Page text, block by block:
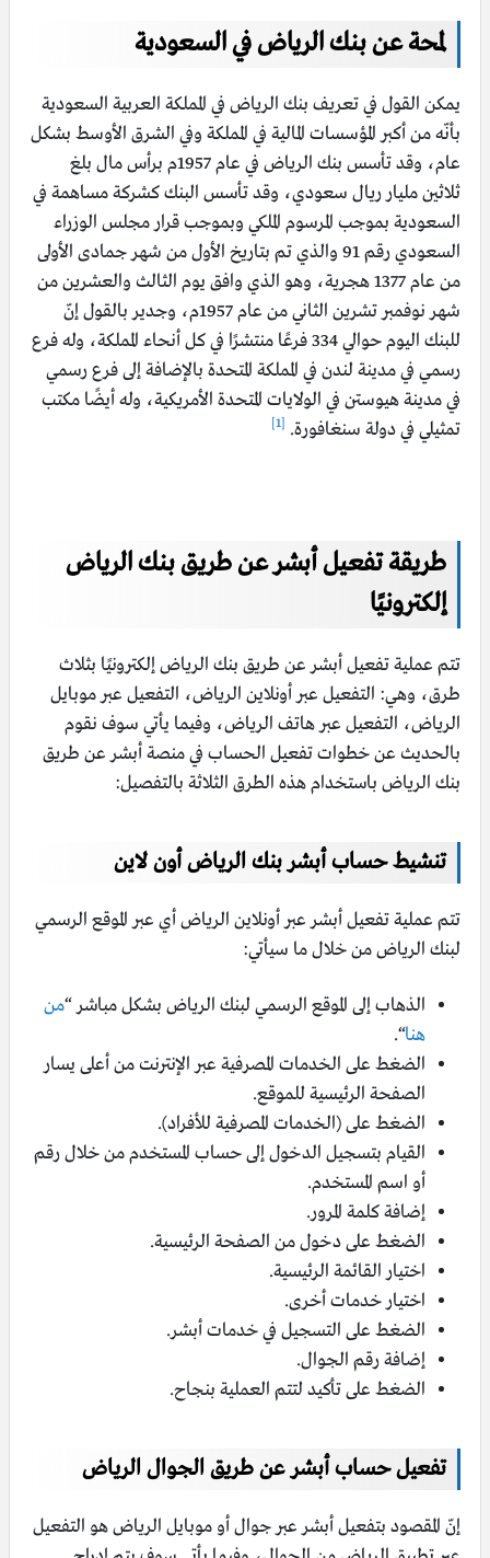
لمحة عن بنك الرياض في السعودية
يمكن القول في تعريف بنك الرياض في المملكة العربية السعودية
بأنّه من أكبر المؤسسات المالية في المملكة وفي الشرق الأوسط بشكل
عام، وقد تأسس بنك الرياض في عام 1957م برأس مال بلغ
ثلاثين مليار ريال سعودي، وقد تأسس البنك كشركة مساهمة في
السعودية بموجب المرسوم الملكي وبموجب قرار مجلس الوزراء
السعودي رقم 91 والذي تم بتاريخ الأول من شهر جمادى الأولى
من عام 1377 هجرية، وهو الذي وافق يوم الثالث والعشرين من
شهر نوفمبر تشرين الثاني من عام 1957م، وجدير بالقول إنّ
للبنك اليوم حوالي 334 فرعًا منتشرًا في كل أنحاء المملكة، وله فرع
رسمي في مدينة لندن في المملكة المتحدة بالإضافة إلى فرع رسمي
في مدينة هيوستن في الولايات المتحدة الأمريكية، وله أيضًا مكتب
تمثيلي في دولة سنغافورة. [1]
طريقة تفعيل أبشر عن طريق بنك الرياض
إلكترونيًا
تتم عملية تفعيل أبشر عن طريق بنك الرياض إلكترونيًا بثلاث
طرق، وهي: التفعيل عبر أونلاين الرياض، التفعيل عبر موبايل
الرياض، التفعيل عبر هاتف الرياض، وفيما يأتي سوف نقوم
بالحديث عن خطوات تفعيل الحساب في منصة أبشر عن طريق
بنك الرياض باستخدام هذه الطرق الثلاثة بالتفصيل:
تنشيط حساب أبشر بنك الرياض أون لاين
تتم عملية تفعيل أبشر عبر أونلاين الرياض أي عبر الموقع الرسمي
لبنك الرياض من خلال ما سيأتي:
الذهاب إلى الموقع الرسمي لبنك الرياض بشكل مباشر “من
هنا“.
الضغط على الخدمات المصرفية عبر الإنترنت من أعلى يسار
الصفحة الرئيسية للموقع.
الضغط على (الخدمات المصرفية للأفراد).
القيام بتسجيل الدخول إلى حساب المستخدم من خلال رقم
أو اسم المستخدم.
إضافة كلمة المرور.
الضغط على دخول من الصفحة الرئيسية.
اختيار القائمة الرئيسية.
اختيار خدمات أخرى.
الضغط على التسجيل في خدمات أبشر.
إضافة رقم الجوال.
الضغط على تأكيد لتتم العملية بنجاح.
تفعيل حساب أبشر عن طريق الجوال الرياض
إنّ المقصود بتفعيل أبشر عبر جوال أو موبايل الرياض هو التفعيل